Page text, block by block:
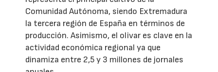
Comunidad Autónoma, siendo Extremadura
la tercera región de España en términos de
producción. Asimismo, el olivar es clave en la
actividad económica regional ya que
dinamiza entre 2,5 y 3 millones de jornales